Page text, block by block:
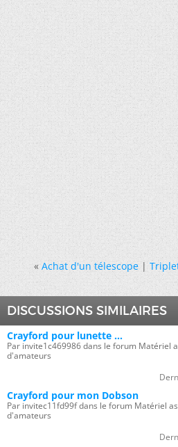
« Achat d'un télescope|
DISCUSSIONS SIMILAIRES
Crayford pour lunette ...
Par invite1c469986 dans le forum Matériel
d'amateurs
Crayford pour mon Dobson
Par invitec11fd99f dans le forum Matériel
d'amateurs